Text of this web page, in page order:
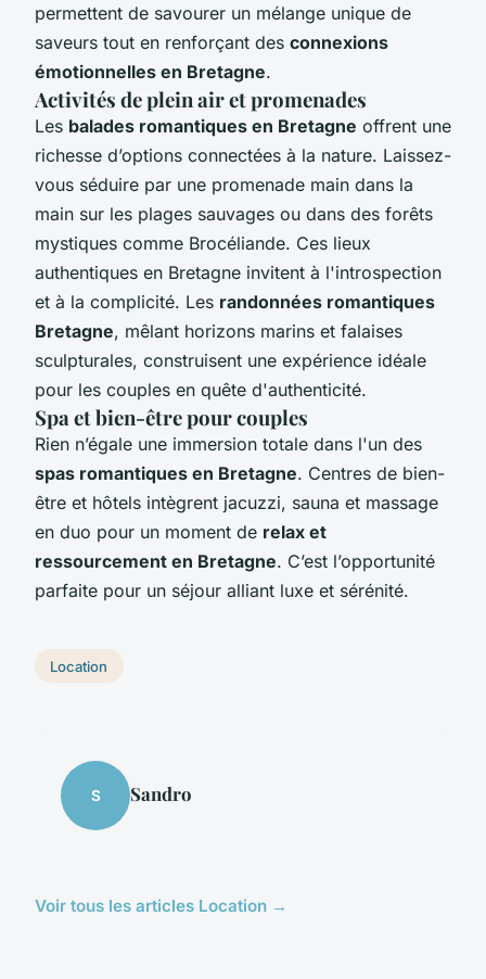
permettent de savourer un mélange unique de
saveurs tout en renforçant des connexions
émotionnelles en Bretagne.
Activités de plein air et promenades
Les balades romantiques en Bretagne offrent une
richesse d’options connectées à la nature. Laissez-
vous séduire par une promenade main dans la
main sur les plages sauvages ou dans des forêts
mystiques comme Brocéliande. Ces lieux
authentiques en Bretagne invitent à l'introspection
et à la complicité. Les randonnées romantiques
Bretagne, mêlant horizons marins et falaises
sculpturales, construisent une expérience idéale
pour les couples en quête d'authenticité.
Spa et bien-être pour couples
Rien n’égale une immersion totale dans l'un des
spas romantiques en Bretagne. Centres de bien-
être et hôtels intègrent jacuzzi, sauna et massage
en duo pour un moment de relax et
ressourcement en Bretagne. C’est l’opportunité
parfaite pour un séjour alliant luxe et sérénité.
Location
S Sandro
Voir tous les articles Location →